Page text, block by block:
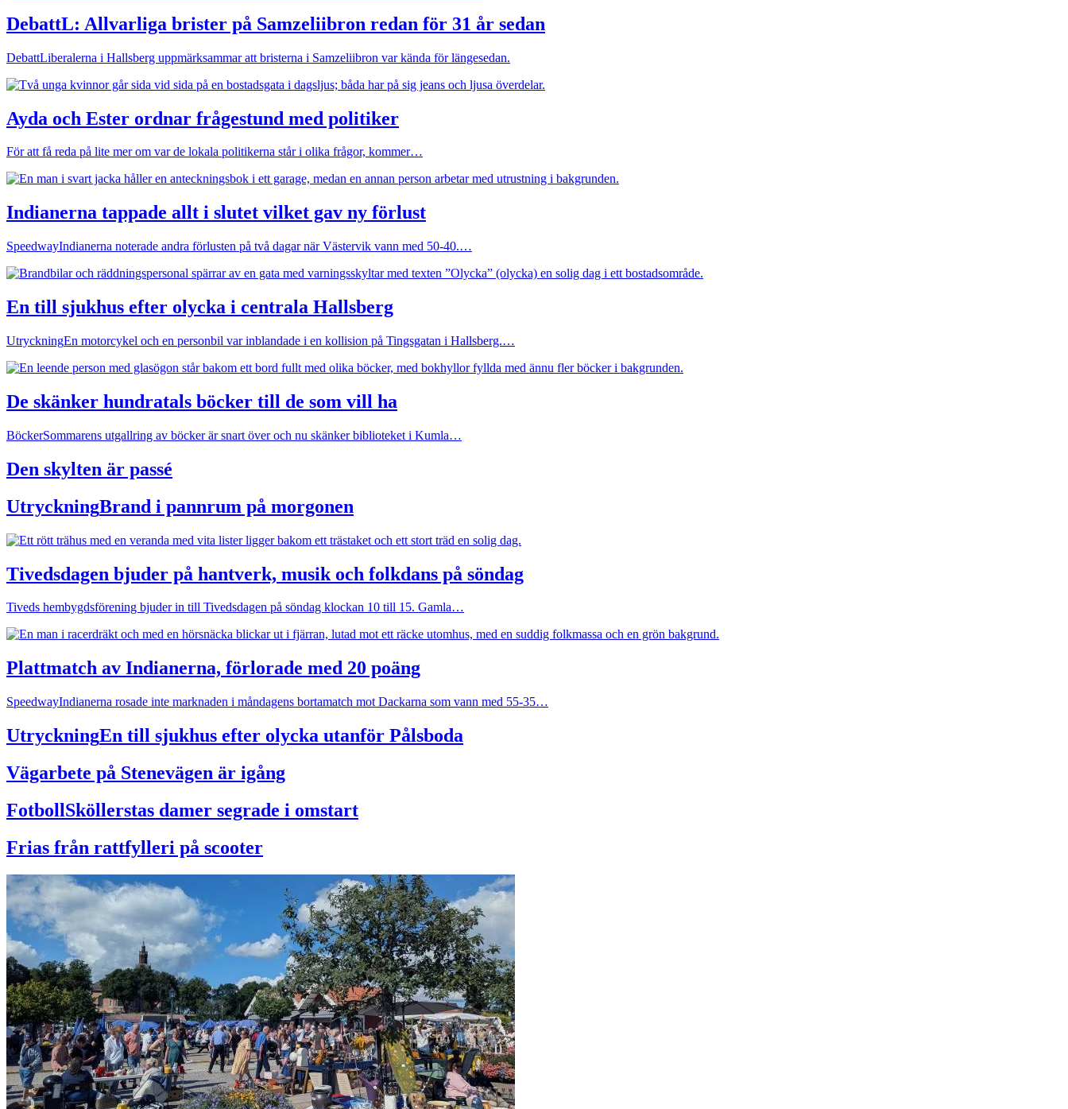
DebattL: Allvarliga brister på Samzeliibron redan för 31 år sedan
DebattLiberalerna i Hallsberg uppmärksammar att bristerna i Samzeliibron var kända för längesedan.
Ayda och Ester ordnar frågestund med politiker
För att få reda på lite mer om var de lokala politikerna står i olika frågor, kommer…
Indianerna tappade allt i slutet vilket gav ny förlust
SpeedwayIndianerna noterade andra förlusten på två dagar när Västervik vann med 50-40.…
En till sjukhus efter olycka i centrala Hallsberg
UtryckningEn motorcykel och en personbil var inblandade i en kollision på Tingsgatan i Hallsberg.…
De skänker hundratals böcker till de som vill ha
BöckerSommarens utgallring av böcker är snart över och nu skänker biblioteket i Kumla…
Den skylten är passé
UtryckningBrand i pannrum på morgonen
Tivedsdagen bjuder på hantverk, musik och folkdans på söndag
Tiveds hembygdsförening bjuder in till Tivedsdagen på söndag klockan 10 till 15. Gamla…
Plattmatch av Indianerna, förlorade med 20 poäng
SpeedwayIndianerna rosade inte marknaden i måndagens bortamatch mot Dackarna som vann med 55-35…
UtryckningEn till sjukhus efter olycka utanför Pålsboda
Vägarbete på Stenevägen är igång
FotbollSköllerstas damer segrade i omstart
Frias från rattfylleri på scooter